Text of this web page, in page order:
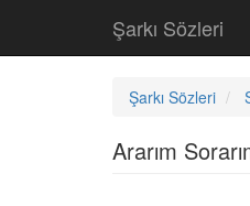
Şarkı Sözleri
Şarkı Sözleri
Ararım